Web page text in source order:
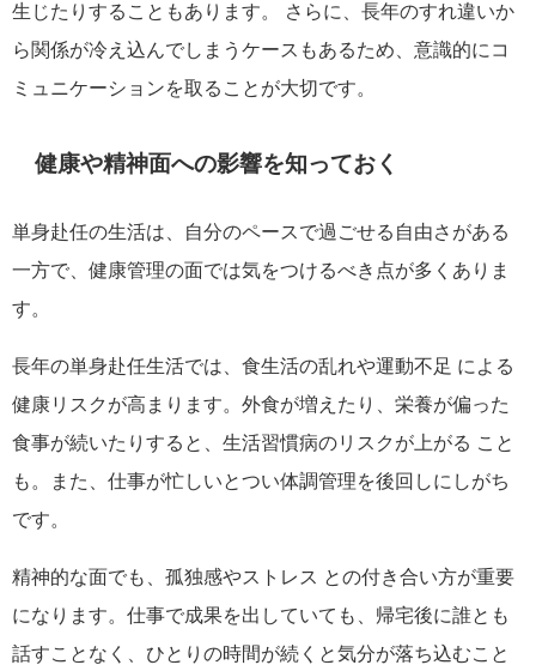
生じたりすることもあります。 さらに、長年のすれ違いか
ら関係が冷え込んでしまうケースもあるため、意識的にコ
ミュニケーションを取ることが大切です。
健康や精神面への影響を知っておく
単身赴任の生活は、自分のペースで過ごせる自由さがある
一方で、健康管理の面では気をつけるべき点が多くありま
す。
長年の単身赴任生活では、食生活の乱れや運動不足 による
健康リスクが高まります。外食が増えたり、栄養が偏った
食事が続いたりすると、生活習慣病のリスクが上がる こと
も。また、仕事が忙しいとつい体調管理を後回しにしがち
です。
精神的な面でも、孤独感やストレス との付き合い方が重要
になります。仕事で成果を出していても、帰宅後に誰とも
話すことなく、ひとりの時間が続くと気分が落ち込むこと